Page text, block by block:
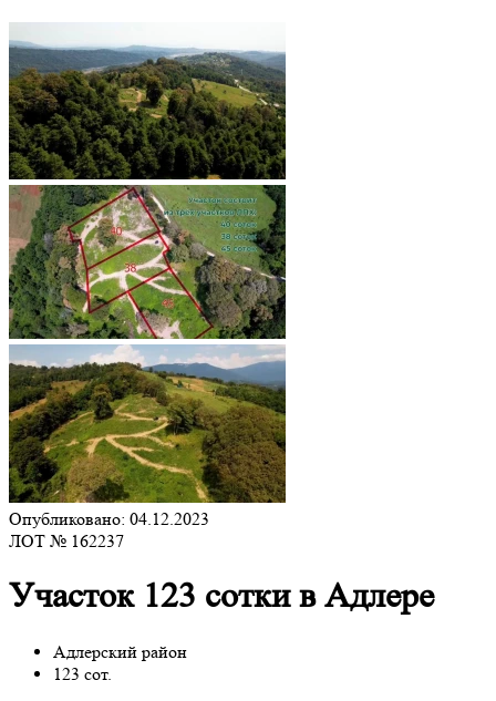
Опубликовано: 04.12.2023
ЛОТ № 162237
Участок 123 сотки в Адлере
Адлерский район
123 сот.